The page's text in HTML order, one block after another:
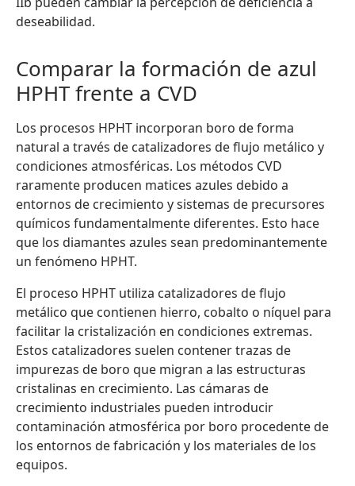
deseabilidad.
Comparar la formación de azul
HPHT frente a CVD
Los procesos HPHT incorporan boro de forma
natural a través de catalizadores de flujo metálico y
condiciones atmosféricas. Los métodos CVD
raramente producen matices azules debido a
entornos de crecimiento y sistemas de precursores
químicos fundamentalmente diferentes. Esto hace
que los diamantes azules sean predominantemente
un fenómeno HPHT.
El proceso HPHT utiliza catalizadores de flujo
metálico que contienen hierro, cobalto o níquel para
facilitar la cristalización en condiciones extremas.
Estos catalizadores suelen contener trazas de
impurezas de boro que migran a las estructuras
cristalinas en crecimiento. Las cámaras de
crecimiento industriales pueden introducir
contaminación atmosférica por boro procedente de
los entornos de fabricación y los materiales de los
equipos.